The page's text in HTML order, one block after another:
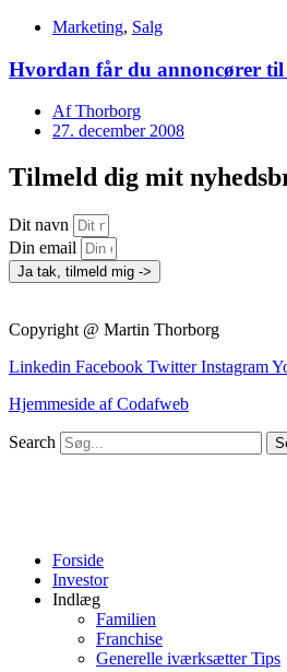
Marketing, Salg
Hvordan får du annoncører til
AfThorborg
27. december 2008
Tilmeld dig mit
Dit navn
Din email
Ja tak, tilmeld mig ->
Copyright @ Martin Thorborg
Linkedin Facebook Twitter Instagram
Hjemmeside af Codafweb
Search
Forside
Investor
Indlæg
Familien
Franchise
Generelle iværksætter Tips